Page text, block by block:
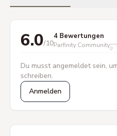
6.0/10
4 Bewertungen
Parfinity Community0
Du musst angemeldet sein,
schreiben.
Anmelden